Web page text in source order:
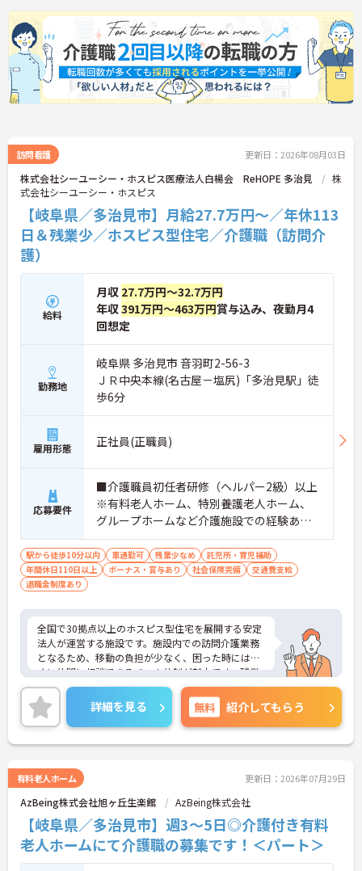
さい！
訪問看護 更新日：2026年08月03日
株式会社シーユーシー・ホスピス医療法人白楊会 ReHOPE 多治見
株
式会社シーユーシー・ホスピス
【岐阜県／多治見市】月給27.7万円～／年休113
日＆残業少／ホスピス型住宅／介護職（訪問介
護）
給料
月収 27.7万円～32.7万円
年収391万円～463万円賞与込み、夜勤月4
回想定
勤務地
岐阜県 多治見市 音羽町2-56-3
ＪＲ中央本線(名古屋－塩尻)「多治見駅」徒
歩6分
雇用形態 正社員(正職員)
応募要件
■介護職員初任者研修（ヘルパー2級）以上
※有料老人ホーム、特別養護老人ホーム、
グループホームなど介護施設での経験ある
方歓迎 ※ホスピス勤務（訪問介護）や「看
取り」が初めての方も可
駅から徒歩10分以内 車通勤可 残業少なめ
託児所・育児補助
年間休日110日以上
ボーナス・賞与あり 社会保険完備
交通費支給
退職金制度あり
全国で30拠点以上のホスピス型住宅を展開する安定
法人が運営する施設です。施設内での訪問介護業務
となるため、移動の負担が少なく、困った時にはす
ぐに仲間に相談できるチーム体制が魅力です。残業
は全社平均残業月5時間程度と少なく、3日以上の連
続休暇で支援金が支給される独自の制度や、美容皮
膚科などの割引が受けられる福利厚生も充実してい
ます。ホスピスケアが初めてでも、充実した入社時
研修と資格取得支援制度を活用し、専門性を高めな
す。ご入居者さまの生きる喜びに寄り添いながらチ
ームで協力しながらより良いケアを提供したい方に
ぴったりの環境です。
★おすすめPOINT★
【「看取り・難病ケアのプロ」として成長できる環
境が整っています】
詳細を見る 無料 紹介してもらう
有料老人ホーム 更新日：2026年07月29日
AzBeing株式会社旭ヶ丘生楽館 AzBeing株式会社
【岐阜県／多治見市】週3～5日◎介護付き有料
老人ホームにて介護職の募集です！＜パート＞